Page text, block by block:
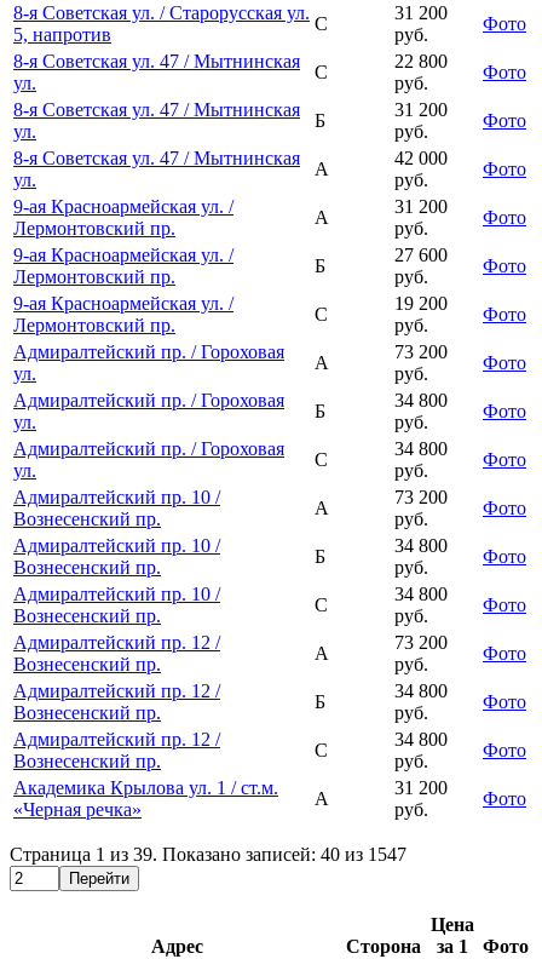
8-я Советская ул. / Старорусская ул.
5, напротив
С
31 200
руб.
Фото
8-я Советская ул. 47 / Мытнинская
ул.
С
22 800
руб.
Фото
8-я Советская ул. 47 / Мытнинская
ул.
Б
31 200
руб.
Фото
8-я Советская ул. 47 / Мытнинская
ул.
А
42 000
руб.
Фото
9-ая Красноармейская ул. /
Лермонтовский пр.
А
31 200
руб.
Фото
9-ая Красноармейская ул. /
Лермонтовский пр.
Б
27 600
руб.
Фото
9-ая Красноармейская ул. /
Лермонтовский пр.
С
19 200
руб.
Фото
Адмиралтейский пр. / Гороховая
ул.
А
73 200
руб.
Фото
Адмиралтейский пр. / Гороховая
ул.
Б
34 800
руб.
Фото
Адмиралтейский пр. / Гороховая
ул.
С
34 800
руб.
Фото
Адмиралтейский пр. 10 /
Вознесенский пр.
А
73 200
руб.
Фото
Адмиралтейский пр. 10 /
Вознесенский пр.
Б
34 800
руб.
Фото
Адмиралтейский пр. 10 /
Вознесенский пр.
С
34 800
руб.
Фото
Адмиралтейский пр. 12 /
Вознесенский пр.
А
73 200
руб.
Фото
Адмиралтейский пр. 12 /
Вознесенский пр.
Б
34 800
руб.
Фото
Адмиралтейский пр. 12 /
Вознесенский пр.
С
34 800
руб.
Фото
Академика Крылова ул. 1 / ст.м.
«Черная речка»
А
31 200
руб.
Фото
Страница 1 из 39. Показано записей: 40 из 1547
Перейти
Адрес Сторона
Цена
за 1
Фото